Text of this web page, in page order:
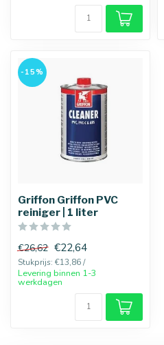
-15%
Griffon Griffon PVC
reiniger | 1 liter
€26,62 €22,64
Stukprijs: €13,86 /
Levering binnen 1-3
werkdagen
25 mm